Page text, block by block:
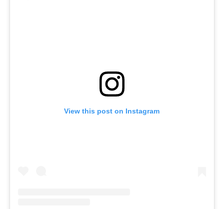
View this post on Instagram